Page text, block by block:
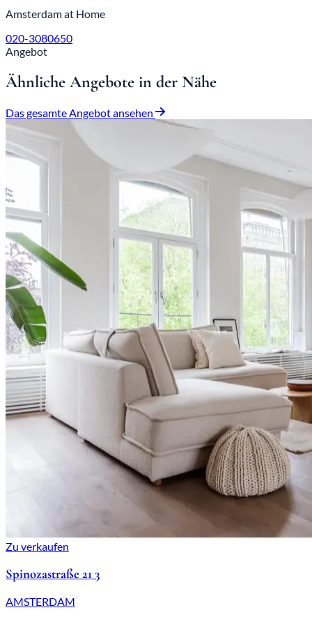
Amsterdam at Home
020-3080650
Angebot
Ähnliche Angebote in der Nähe
Das gesamte Angebot ansehen
Zu verkaufen
Spinozastraße 21 3
AMSTERDAM